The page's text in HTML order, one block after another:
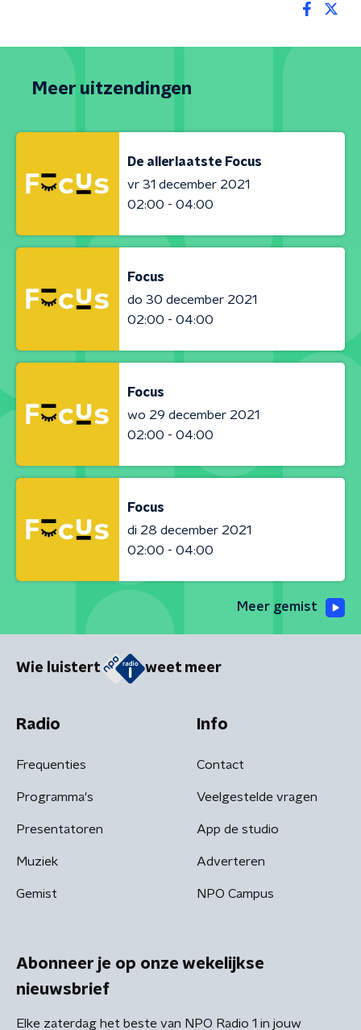
Meer uitzendingen
De allerlaatste Focus
vr 31 december 2021
02:00 - 04:00
Focus
do 30 december 2021
02:00 - 04:00
Focus
wo 29 december 2021
02:00 - 04:00
Focus
di 28 december 2021
02:00 - 04:00
Meer gemist
Wie luistert weet meer
Radio
Frequenties
Programma's
Presentatoren
Muziek
Gemist
Info
Contact
Veelgestelde vragen
App de studio
Adverteren
NPO Campus
Abonneer je op onze wekelijkse
nieuwsbrief
Elke zaterdag het beste van NPO Radio 1 in jouw